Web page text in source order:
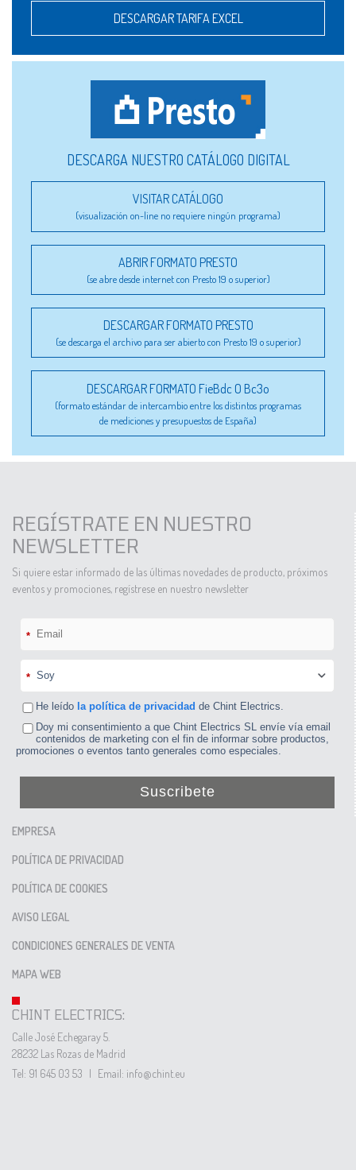
DESCARGAR TARIFA EXCEL
DESCARGA NUESTRO CATÁLOGO DIGITAL
VISITAR CATÁLOGO
(visualización on-line no requiere ningún programa)
ABRIR FORMATO PRESTO
(se abre desde internet con Presto 19 o superior)
DESCARGAR FORMATO PRESTO
(se descarga el archivo para ser abierto con Presto 19 o superior)
DESCARGAR FORMATO FieBdc O Bc3o
(formato estándar de intercambio entre los distintos programas
de mediciones y presupuestos de España)
REGÍSTRATE EN NUESTRO
NEWSLETTER
Si quiere estar informado de las últimas novedades de producto, próximos
eventos y promociones, regístrese en nuestro newsletter
*
*
He leído la política de privacidad de Chint Electrics.
Doy mi consentimiento a que Chint Electrics SL envíe vía email
contenidos de marketing con el fin de informar sobre productos,
promociones o eventos tanto generales como especiales.
Suscribete
EMPRESA
POLÍTICA DE PRIVACIDAD
POLÍTICA DE COOKIES
AVISO LEGAL
CONDICIONES GENERALES DE VENTA
MAPA WEB
CHINT ELECTRICS:
Calle José Echegaray 5.
28232 Las Rozas de Madrid
Tel: 91 645 03 53 | Email: info@chint.eu